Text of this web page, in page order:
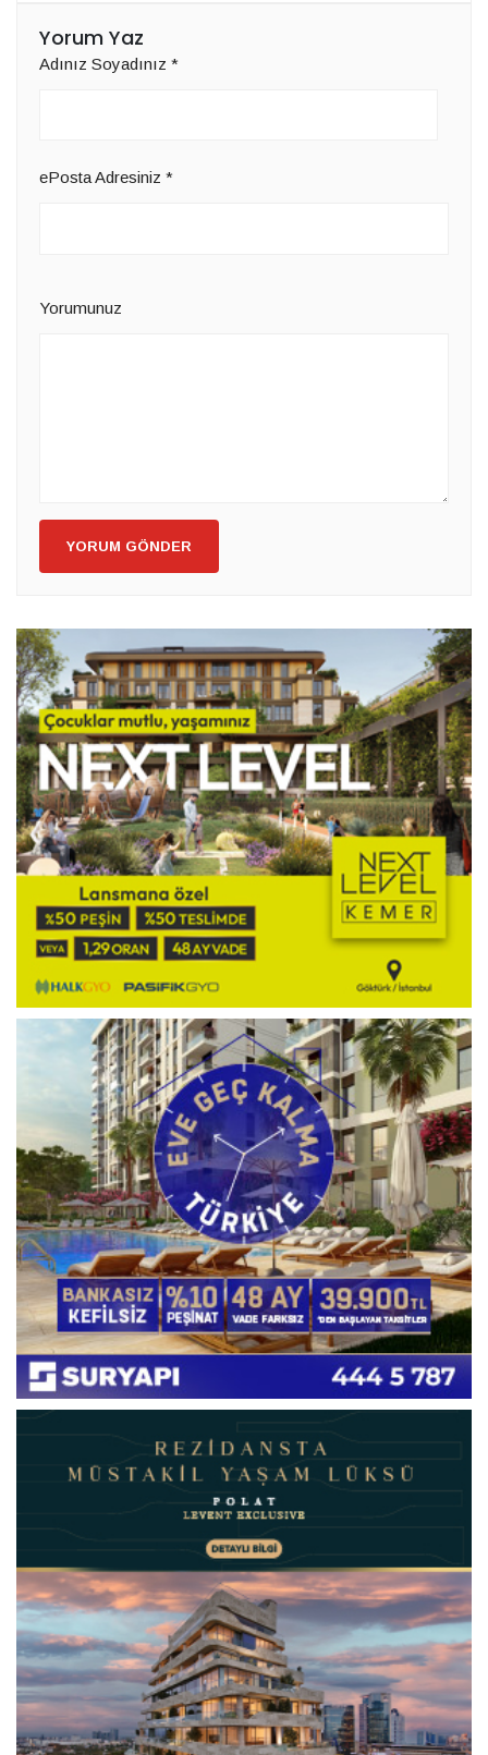
Yorum Yaz
Adınız Soyadınız *
ePosta Adresiniz *
Yorumunuz
YORUM GÖNDER